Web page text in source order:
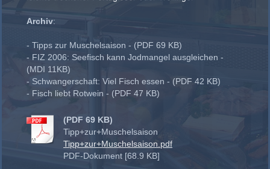
Archiv:
- Tipps zur Muschelsaison - (PDF 69 KB)
- FIZ 2006: Seefisch kann Jodmangel ausgleichen -
(MDI 11KB)
- Schwangerschaft: Viel Fisch essen - (PDF 42 KB)
- Fisch liebt Rotwein - (PDF 47 KB)
(PDF 69 KB)
Tipp+zur+Muschelsaison
Tipp+zur+Muschelsaison.pdf
PDF-Dokument [68.9 KB]